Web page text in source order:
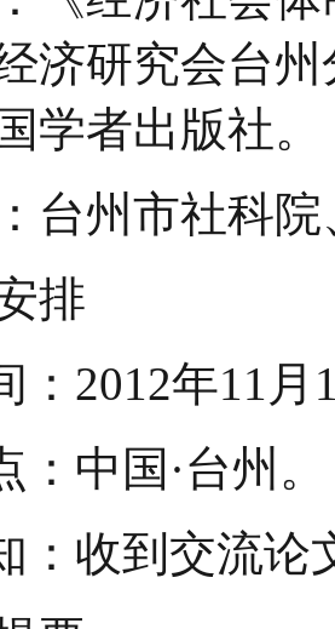
济研究会台
学者出版社。
台州市社科
排
：2012年11月
：中国·台州。
：收到交流论